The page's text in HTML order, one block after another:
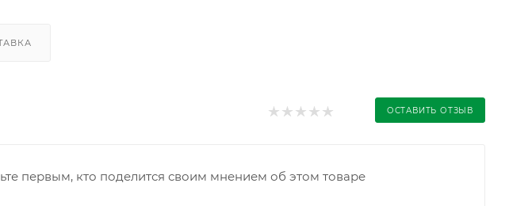
ОСТАВИТЬ ОТЗЫВ
первым, кто поделится своим мнением об этом товаре